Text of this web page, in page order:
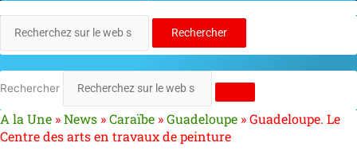
Rechercher
Rechercher
A la Une »News »Caraïbe »Guadeloupe »Guadeloupe. Le
Centre des arts en travaux de peinture